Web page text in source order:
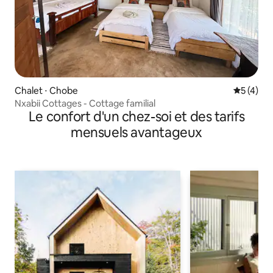
Chalet ⋅ Chobe
5 (4)
Nxabii Cottages - Cottage familial
Le confort d'un chez-soi et des tarifs
mensuels avantageux